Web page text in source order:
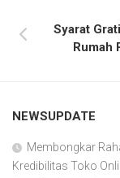
Syarat
Rumah
NEWSUPDATE
Membongkar
Kredibilitas Toko